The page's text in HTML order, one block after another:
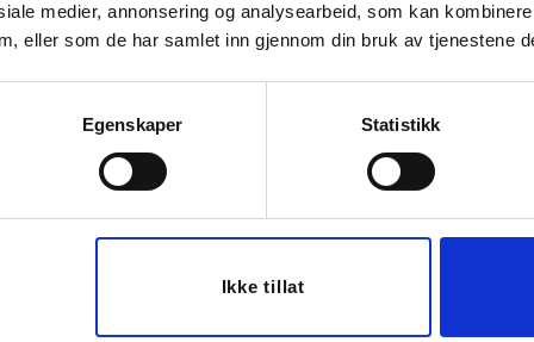
medier, annonsering og analysearbeid, som kan
eller som de har samlet inn gjennom din bruk av tjenestene
Egenskaper Statistikk
Ikke tillat
20 CM,
UTEPOTTE SOFIA 20 CM,
OKER
39,00 Før199,00
UTEPOTTE